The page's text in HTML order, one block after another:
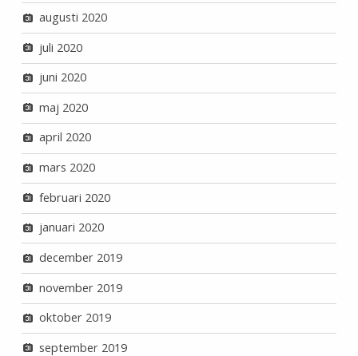
augusti 2020
juli 2020
juni 2020
maj 2020
april 2020
mars 2020
februari 2020
januari 2020
december 2019
november 2019
oktober 2019
september 2019